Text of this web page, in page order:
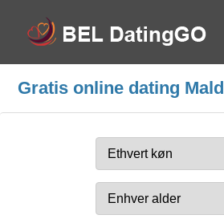
Gratis online dating